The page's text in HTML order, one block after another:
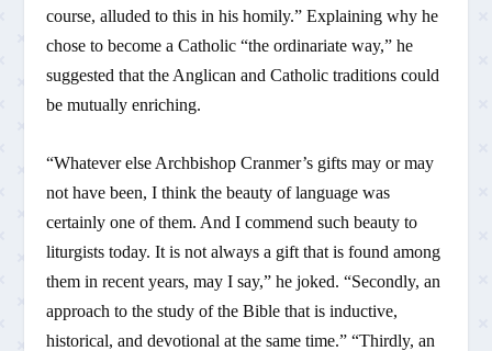
course, alluded to this in his homily.” Explaining why he
chose to become a Catholic “the ordinariate way,” he
suggested that the Anglican and Catholic traditions could
be mutually enriching.
“Whatever else Archbishop Cranmer’s gifts may or may
not have been, I think the beauty of language was
certainly one of them. And I commend such beauty to
liturgists today. It is not always a gift that is found among
them in recent years, may I say,” he joked. “Secondly, an
approach to the study of the Bible that is inductive,
historical, and devotional at the same time.” “Thirdly, an